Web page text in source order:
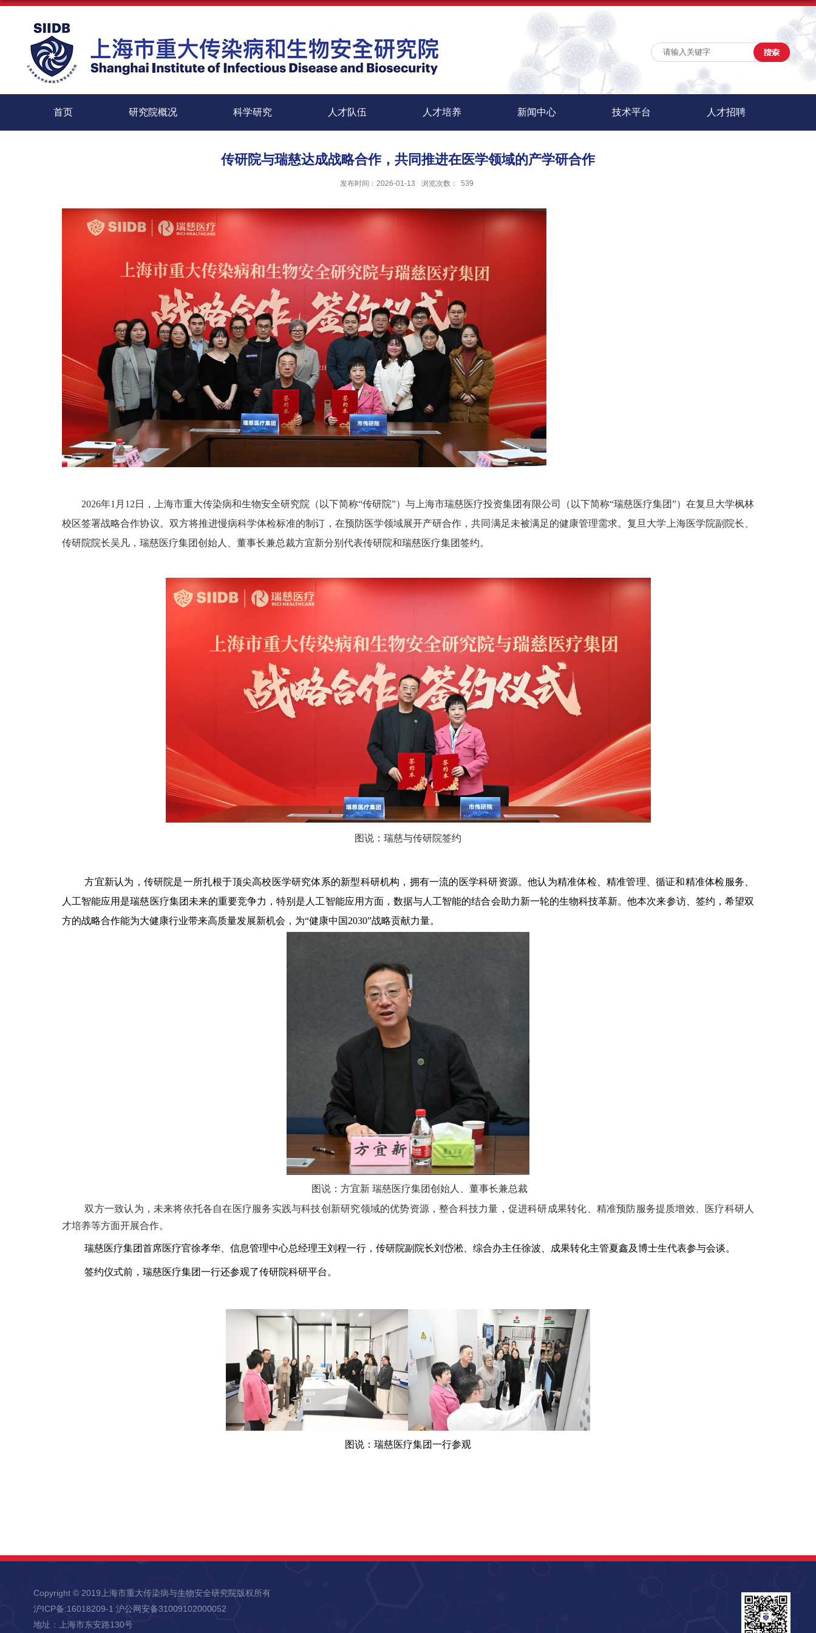
首页 研究院概况 科学研究 人才队伍 人才培养 新闻中心 技术平台 人才招聘
传研院与瑞慈达成战略合作，共同推进在医学领域的产学研合作
发布时间：2026-01-13 浏览次数： 539
2026年1月 12日，上海市重大传染病和生物安全研究院（以下简称“传研院”）与上海市瑞慈医疗投资集团有限公司（以下简称“瑞慈医疗集团”）在复旦大学枫林
校区签署战略合作协议。双方将推进慢病科学体检标准的制订，在预防医学领域展开产研合作，共同满足未被满足的健康管理需求。复旦大学上海医学院副院长、
传研院院长吴凡，瑞慈医疗集团创始人、董事长兼总裁方宜新分别代表传研院和瑞慈医疗集团签约。
图说：瑞慈与传研院签约
方宜新认为，传研院是一所扎根于顶尖高校医学研究体系的新型科研机构，拥有一流的医学科研资源。他认为精准体检、精准管理、循证和精准体检服务、
人工智能应用是瑞慈医疗集团未来的重要竞争力，特别是人工智能应用方面，数据与人工智能的结合会助力新一轮的生物科技革新。他本次来参访、签约，希望双
方的战略合作能为大健康行业带来高质量发展新机会，为“健康中国2030”战略贡献力量。
图说：方宜新 瑞慈医疗集团创始人、董事长兼总裁
双方一致认为，未来将依托各自在医疗服务实践与科技创新研究领域的优势资源，整合科技力量，促进科研成果转化、精准预防服务提质增效、医疗科研人
才培养等方面开展合作。
瑞慈医疗集团首席医疗官徐孝华、信息管理中心总经理王刘程一行，传研院副院长刘岱淞、综合办主任徐波、成果转化主管夏鑫及博士生代表参与会谈。
签约仪式前，瑞慈医疗集团一行还参观了传研院科研平台。
图说：瑞慈医疗集团一行参观
Copyright © 2019上海市重大传染病与生物安全研究院版权所有
沪ICP备:16018209-1 沪公网安备31009102000052
地址：上海市东安路130号